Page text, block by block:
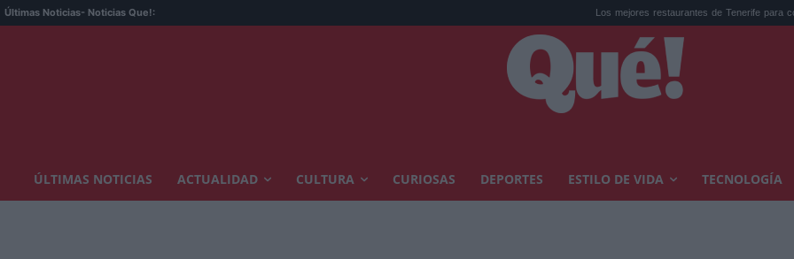
Últimas Noticias- Noticias Que!: Los mejores restaurantes de Tenerife para comer co...
ÚLTIMAS NOTICIAS ACTUALIDAD CULTURA CURIOSAS DEPORTES ESTILO DE VIDA TECNOLOGÍA